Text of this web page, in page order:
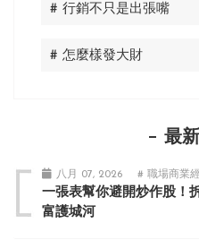
# 行銷不只是出張嘴
# 怎麼樣發大財
最
八月 07, 2026 # 職場商業
一張表幫你避開炒作股！
富護城河